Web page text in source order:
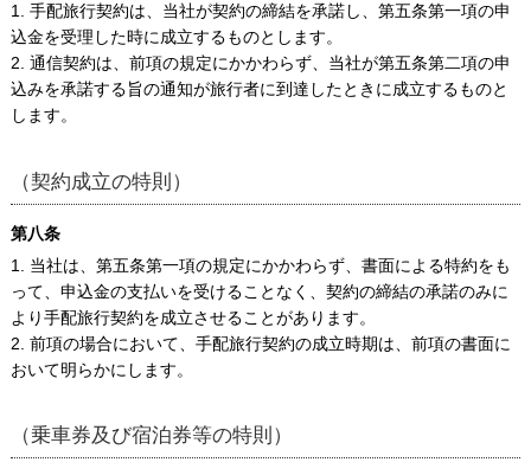
1. 手配旅行契約は、当社が契約の締結を承諾し、第五条第一項の申
込金を受理した時に成立するものとします。
2. 通信契約は、前項の規定にかかわらず、当社が第五条第二項の申
込みを承諾する旨の通知が旅行者に到達したときに成立するものと
します。
（契約成立の特則）
第八条
1. 当社は、第五条第一項の規定にかかわらず、書面による特約をも
って、申込金の支払いを受けることなく、契約の締結の承諾のみに
より手配旅行契約を成立させることがあります。
2. 前項の場合において、手配旅行契約の成立時期は、前項の書面に
おいて明らかにします。
（乗車券及び宿泊券等の特則）